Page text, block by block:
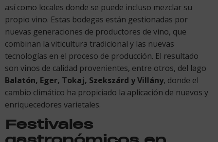
así como locales donde se puede incluso mezclar su
propio vino. Estas bodegas están gestionadas por
nuevas generaciones de productores de vino, que
combinan la viticultura tradicional y las nuevas
tecnologías en el proceso de producción. El resultado
son vinos de calidad provenientes, entre otros, del lago
Balatón, Eger, Tokaj, Szekszárd y Villány, donde el
cambio climático ha propiciado la aplicación de nuevos y
enriquecedores varietales.
Festivales